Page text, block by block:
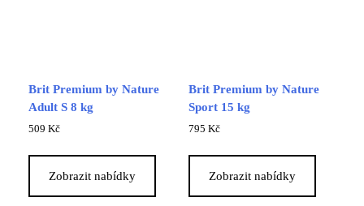
Brit Premium by Nature
Adult S 8 kg
509 Kč
Zobrazit nabídky
Brit Premium by Nature
Sport 15 kg
795 Kč
Zobrazit nabídky